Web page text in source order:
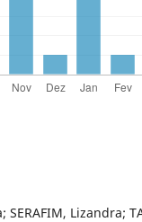
SERAFIM, Lizandra;